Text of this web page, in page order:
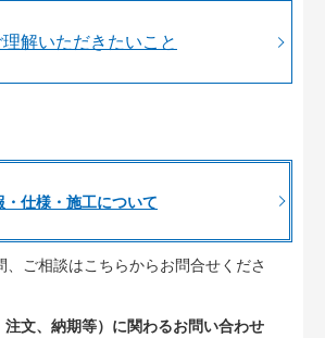
理解いただきたいこと
・仕様・施工について
、ご相談はこちらからお問合せくださ
文、納期等）に関わるお問い合わせ